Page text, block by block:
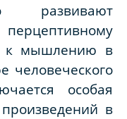
развивают
к мышлению в
человеческого
особая
в